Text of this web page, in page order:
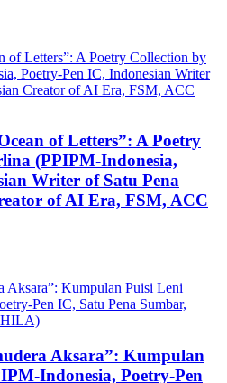
of Letters”: A Poetry
(PPIPM-Indonesia,
Writer of Satu Pena
of AI Era, FSM, ACC
Aksara”: Kumpulan
Indonesia, Poetry-Pen